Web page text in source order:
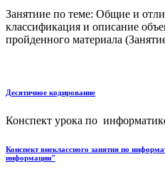
Занятиие по теме: Общие и
классификация и описание
пройденного материала
Десятичное кодирование
Конспект урока по
Конспект внеклассного занятия по
информации"